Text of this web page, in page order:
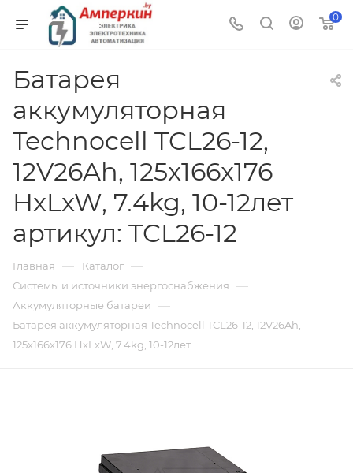
0
Батарея
аккумуляторная
Technocell TCL26-12,
12V26Ah, 125x166x176
HxLxW, 7.4kg, 10-12лет
артикул: TCL26-12
Главная — Каталог —
Системы и источники энергоснабжения —
Аккумуляторные батареи —
Батарея аккумуляторная Technocell TCL26-12, 12V26Ah,
125x166x176 HxLxW, 7.4kg, 10-12лет